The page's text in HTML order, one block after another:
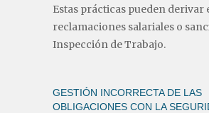
Estas prácticas pueden derivar
reclamaciones salariales o
Inspección de Trabajo.
GESTIÓN INCORRECTA DE LAS
OBLIGACIONES CON LA